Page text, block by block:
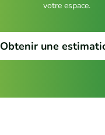
votre espace.
Obtenir une